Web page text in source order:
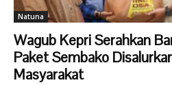
Natuna
Wagub Kepri Serahkan
Paket Sembako
Masyarakat